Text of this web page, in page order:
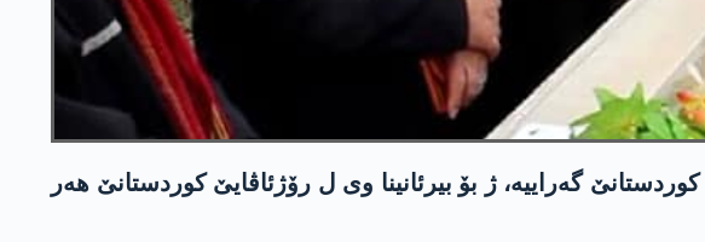
گەراییە، ژ بۆ بیرئانینا وی ل رۆژئاڤایێ کوردستانێ ھەر